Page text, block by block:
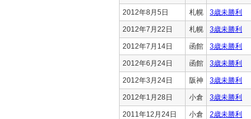
2012年8月5日 札幌 3歳未勝利
2012年7月22日 札幌 3歳未勝利
2012年7月14日 函館 3歳未勝利
2012年6月24日 函館 3歳未勝利
2012年3月24日 阪神 3歳未勝利
2012年1月28日 小倉 3歳未勝利
2011年12月24日 小倉 2歳未勝利